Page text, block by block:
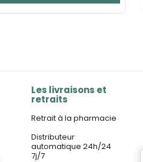
Les livraisons et
retraits
Retrait à la pharmacie
Distributeur
automatique 24h/24
7j/7